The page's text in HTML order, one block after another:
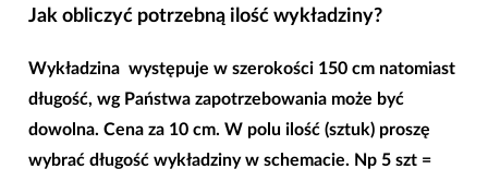
Jak obliczyć potrzebną ilość wykładziny?
Wykładzina występuje w szerokości 150 cmnatomiast
długość, wg Państwa zapotrzebowania może być
dowolna. Cena za 10 cm. W polu ilość (sztuk) proszę
wybrać długość wykładziny w schemacie. Np 5 szt =